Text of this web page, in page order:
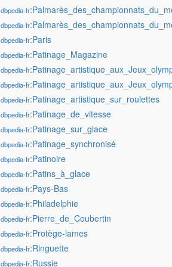
dbpedia-fr
dbpedia-fr
dbpedia-fr:Paris
dbpedia-fr:Patinage_Magazine
dbpedia-fr
dbpedia-fr
dbpedia-fr:Patinage_artistique_sur_roulettes
dbpedia-fr:Patinage_de_vitesse
dbpedia-fr:Patinage_sur_glace
dbpedia-fr:Patinage_synchronisé
dbpedia-fr:Patinoire
dbpedia-fr:Patins_à_glace
dbpedia-fr:Pays-Bas
dbpedia-fr:Philadelphie
dbpedia-fr:Pierre_de_Coubertin
dbpedia-fr:Protège-lames
dbpedia-fr:Ringuette
dbpedia-fr:Russie